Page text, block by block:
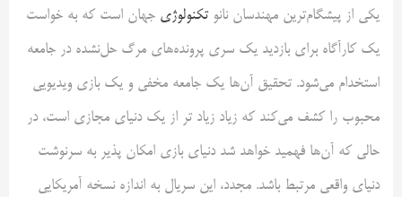
یکی از پیشگام‌ترین مهندسان نانوتکنولوژی جهان است که به خواست
یک کارآگاه برای بازدید یک سری پرونده‌های مرگ‌ حل‌نشده در جامعه
استخدام می‌شود. تحقیق آن‌ها یک جامعه مخفی و یک بازی ویدیویی
محبوب را کشف می‌کند که زیاد زیاد تر از یک دنیای مجازی است، در
حالی که آن‌ها فهمید خواهد شد دنیای بازی امکان پذیر به سرنوشت
دنیای واقعی مرتبط باشد. مجدد، این سریال به اندازه نسخه آمریکایی